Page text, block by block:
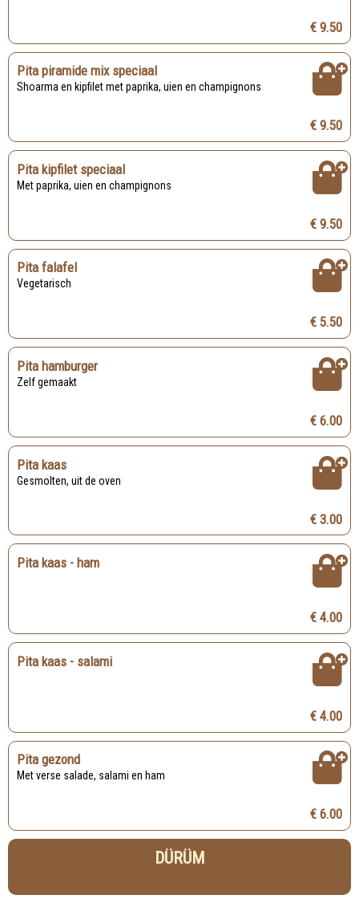
€ 9.50
Pita piramide mix speciaal
Shoarma en kipfilet met paprika, uien en champignons
€ 9.50
Pita kipfilet speciaal
Met paprika, uien en champignons
€ 9.50
Pita falafel
Vegetarisch
€ 5.50
Pita hamburger
Zelf gemaakt
€ 6.00
Pita kaas
Gesmolten, uit de oven
€ 3.00
Pita kaas - ham
€ 4.00
Pita kaas - salami
€ 4.00
Pita gezond
Met verse salade, salami en ham
€ 6.00
DÜRÜM